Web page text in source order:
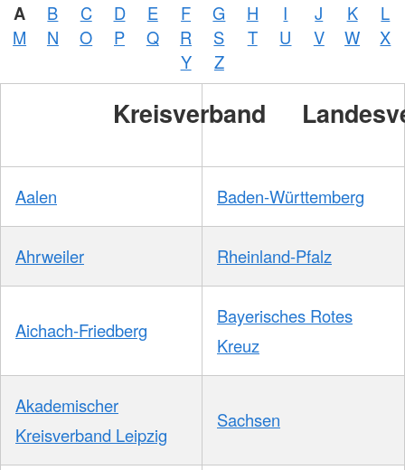
A B C D E F G H I J K
L
M
N O P Q R S T U V W
X
Y
Z
Kreisverband
Aalen Baden-Württemberg
Ahrweiler Rheinland-Pfalz
Aichach-Friedberg
Bayerisches Rotes
Kreuz
Akademischer
Kreisverband Leipzig
Sachsen